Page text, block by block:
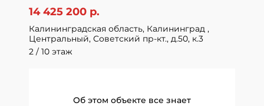
14 425 200 р.
Калининградская область, Калининград ,
Центральный, Советский пр-кт., д.50, к.3
2 / 10 этаж
Об этом объекте все знает